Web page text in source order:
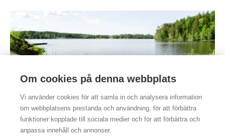
Om cookies på denna webbplats
Vi använder cookies för att samla in och analysera information
om webbplatsens prestanda och användning, för att förbättra
funktioner kopplade till sociala medier och för att förbättra och
anpassa innehåll och annonser.